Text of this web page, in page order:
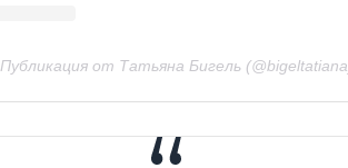
Публикация от Татьяна Бигель